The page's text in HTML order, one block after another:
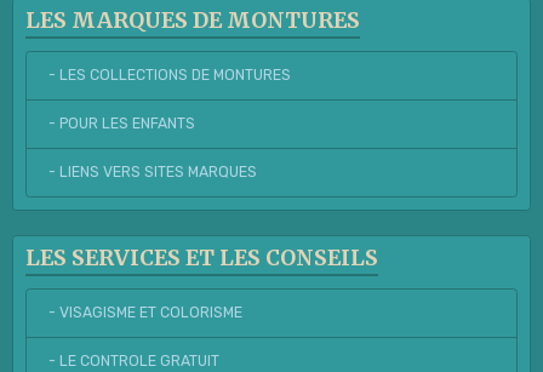
LES MARQUES DE MONTURES
- LES COLLECTIONS DE MONTURES
- POUR LES ENFANTS
- LIENS VERS SITES MARQUES
LES SERVICES ET LES CONSEILS
- VISAGISME ET COLORISME
- LE CONTROLE GRATUIT